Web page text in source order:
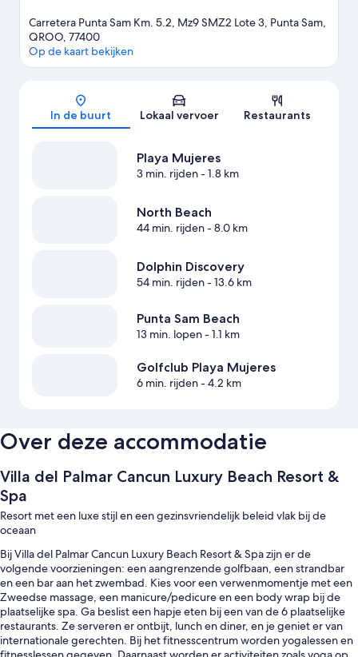
Carretera Punta Sam Km. 5.2, Mz9 SMZ2 Lote 3, Punta Sam,
QROO, 77400
Op de kaart bekijken
In de buurt Lokaal vervoer Restaurants
Playa Mujeres
3 min. rijden- 1.8 km
North Beach
44 min. rijden- 8.0 km
Dolphin Discovery
54 min. rijden- 13.6 km
Punta Sam Beach
13 min. lopen- 1.1 km
Golfclub Playa Mujeres
6 min. rijden- 4.2 km
Over deze accommodatie
Villa del Palmar Cancun Luxury Beach Resort &
Spa
Resort met een luxe stijl en een gezinsvriendelijk beleid vlak bij de
oceaan
Bij Villa del Palmar Cancun Luxury Beach Resort & Spa zijn er de
volgende voorzieningen: een aangrenzende golfbaan, een strandbar
en een bar aan het zwembad. Kies voor een verwenmomentje met een
Zweedse massage, een manicure/pedicure en een body wrap bij de
plaatselijke spa. Ga beslist een hapje eten bij een van de 6 plaatselijke
restaurants. Ze serveren er ontbijt, lunch en diner, en je geniet er van
internationale gerechten. Bij het fitnesscentrum worden yogalessen en